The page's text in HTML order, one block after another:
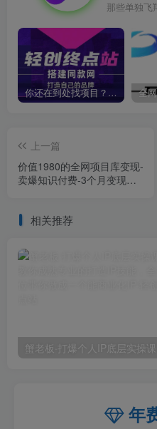
那些单独飞
你还在到处找项目？还在当韭菜？我靠卖项目一个月收入5万+，曾经我也是个失败者。
上一篇
价值1980的全网项目库变现-
卖爆知识付费-3个月变现
相关推荐
年